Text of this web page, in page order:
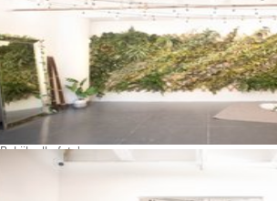
Bekijk alle foto's